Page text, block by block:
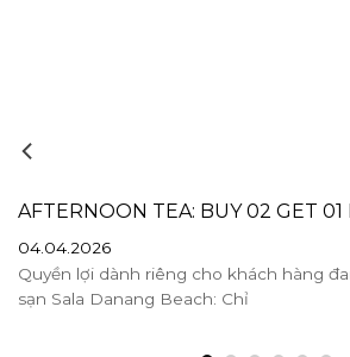
AFTERNOON TEA: BUY 02 GET 01
04.04.2026
Quyền lợi dành riêng cho khách hàng
sạn Sala Danang Beach: Chỉ